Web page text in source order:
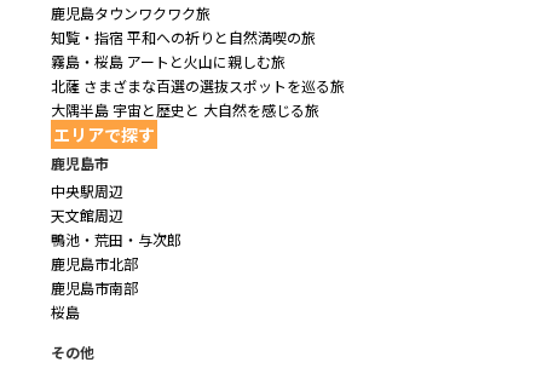
鹿児島タウンワクワク旅
知覧・指宿 平和への祈りと自然満喫の旅
霧島・桜島 アートと火山に親しむ旅
北薩 さまざまな百選の選抜スポットを巡る旅
大隅半島 宇宙と歴史と 大自然を感じる旅
エリアで探す
鹿児島市
中央駅周辺
天文館周辺
鴨池・荒田・与次郎
鹿児島市北部
鹿児島市南部
桜島
その他